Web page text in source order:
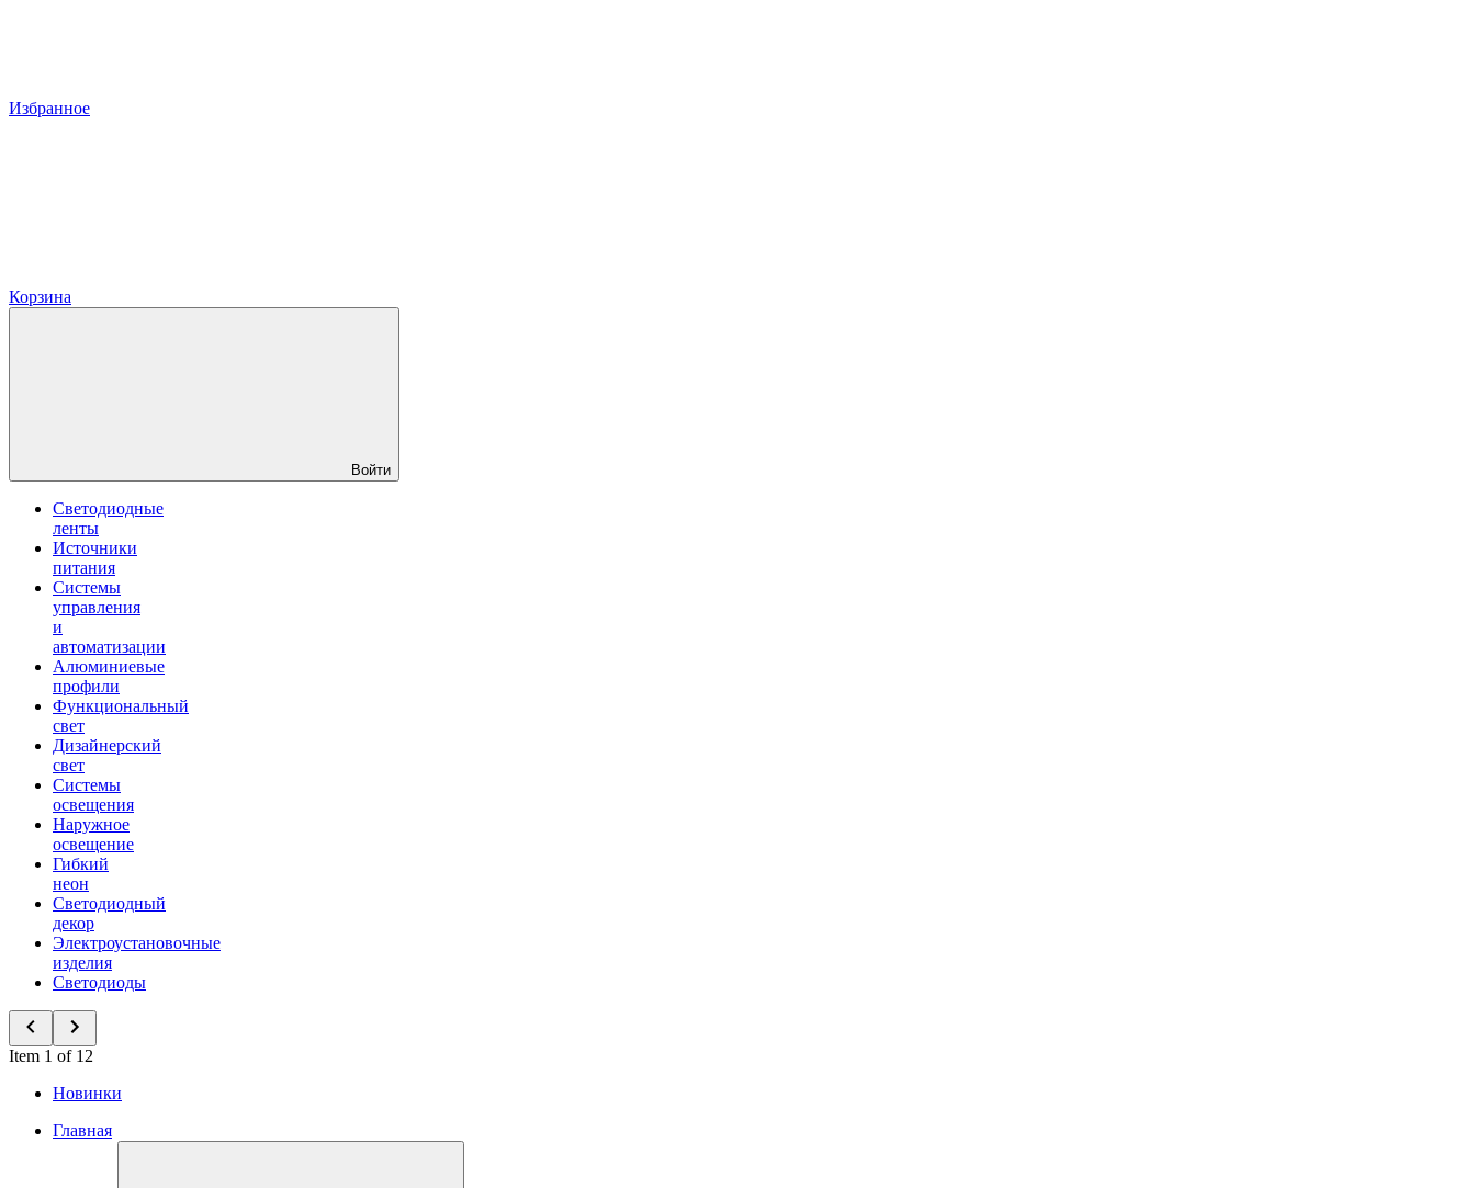
Избранное
Корзина
Войти
Светодиодные
ленты
Источники
питания
Системы
управления
и
автоматизации
Алюминиевые
профили
Функциональный
свет
Дизайнерский
свет
Системы
освещения
Наружное
освещение
Гибкий
неон
Светодиодный
декор
Электроустановочные
изделия
Светодиоды
Item 1 of 12
Новинки
Главная